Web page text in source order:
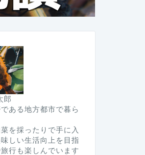
郎
ある地方都市で暮ら
を採ったりで手に入
しい生活向上を目指
行も楽しんでいます